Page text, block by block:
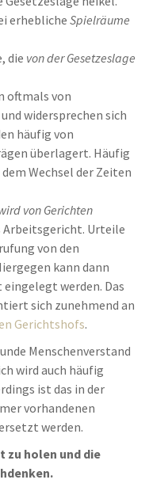
erhebliche Spielräume
die von der Gesetzeslage
oftmals von
widersprechen sich
häufig von
überlagert. Häufig
Wechsel der Zeiten
von Gerichten
Arbeitsgericht. Urteile
von den
kann dann
werden. Das
sich zunehmend an
Gerichtshofs.
Menschenverstand
wird auch häufig
ist das in der
vorhandenen
werden.
zu holen und die